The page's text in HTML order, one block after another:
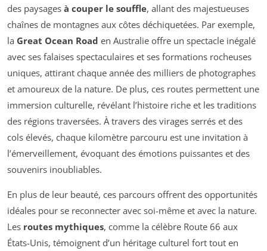
des paysages à couper le souffle, allant des majestueuses
chaînes de montagnes aux côtes déchiquetées. Par exemple,
la Great Ocean Road en Australie offre un spectacle inégalé
avec ses falaises spectaculaires et ses formations rocheuses
uniques, attirant chaque année des milliers de photographes
et amoureux de la nature. De plus, ces routes permettent une
immersion culturelle, révélant l’histoire riche et les traditions
des régions traversées. À travers des virages serrés et des
cols élevés, chaque kilomètre parcouru est une invitation à
l’émerveillement, évoquant des émotions puissantes et des
souvenirs inoubliables.
En plus de leur beauté, ces parcours offrent des opportunités
idéales pour se reconnecter avec soi-même et avec la nature.
Les routes mythiques, comme la célèbre Route 66 aux
États-Unis, témoignent d’un héritage culturel fort tout en